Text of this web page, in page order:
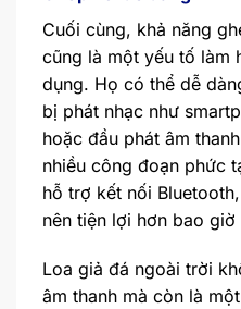
Cuối cùng, khả năng
cũng là một yếu tố làm
dụng. Họ có thể dễ
bị phát nhạc như
hoặc đầu phát âm
nhiều công đoạn phức
hỗ trợ kết nối
nên tiện lợi hơn bao giờ
Loa giả đá ngoài trời
âm thanh mà còn là